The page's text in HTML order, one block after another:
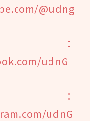
@udng
udnG
udnG